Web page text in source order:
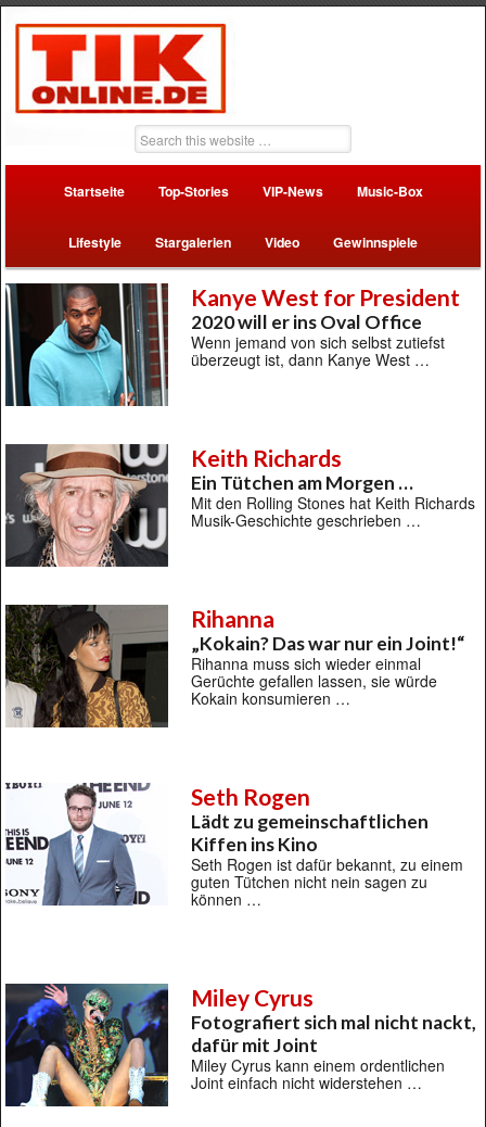
Startseite Top-Stories VIP-News Music-Box
Lifestyle Stargalerien Video Gewinnspiele
Kanye West for President
2020 will er ins Oval Office
Wenn jemand von sich selbst zutiefst
überzeugt ist, dann Kanye West …
Keith Richards
Ein Tütchen am Morgen …
Mit den Rolling Stones hat Keith Richards
Musik-Geschichte geschrieben …
Rihanna
„Kokain? Das war nur ein Joint!“
Rihanna muss sich wieder einmal
Gerüchte gefallen lassen, sie würde
Kokain konsumieren …
Seth Rogen
Lädt zu gemeinschaftlichen
Kiffen ins Kino
Seth Rogen ist dafür bekannt, zu einem
guten Tütchen nicht nein sagen zu
können …
Miley Cyrus
Fotografiert sich mal nicht nackt,
dafür mit Joint
Miley Cyrus kann einem ordentlichen
Joint einfach nicht widerstehen …